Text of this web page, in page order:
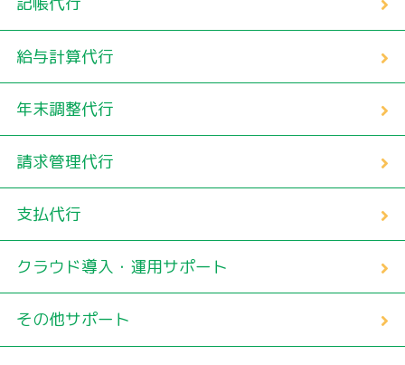
給与計算代行
年末調整代行
請求管理代行
支払代行
クラウド導入・運用サポート
その他サポート